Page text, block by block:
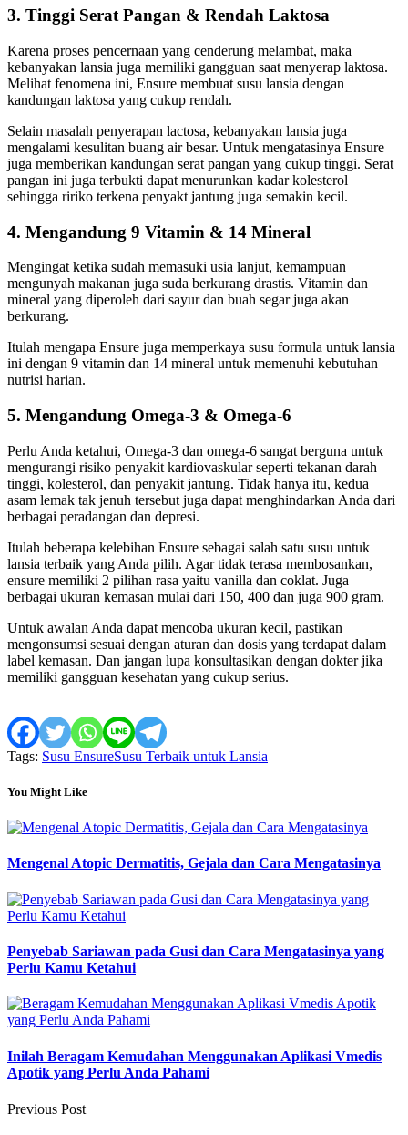
3. Tinggi Serat Pangan & Rendah Laktosa
Karena proses pencernaan yang cenderung melambat, maka
kebanyakan lansia juga memiliki gangguan saat menyerap laktosa.
Melihat fenomena ini, Ensure membuat susu lansia dengan
kandungan laktosa yang cukup rendah.
Selain masalah penyerapan lactosa, kebanyakan lansia juga
mengalami kesulitan buang air besar. Untuk mengatasinya Ensure
juga memberikan kandungan serat pangan yang cukup tinggi. Serat
pangan ini juga terbukti dapat menurunkan kadar kolesterol
sehingga ririko terkena penyakt jantung juga semakin kecil.
4. Mengandung 9 Vitamin & 14 Mineral
Mengingat ketika sudah memasuki usia lanjut, kemampuan
mengunyah makanan juga suda berkurang drastis. Vitamin dan
mineral yang diperoleh dari sayur dan buah segar juga akan
berkurang.
Itulah mengapa Ensure juga memperkaya susu formula untuk lansia
ini dengan 9 vitamin dan 14 mineral untuk memenuhi kebutuhan
nutrisi harian.
5. Mengandung Omega-3 & Omega-6
Perlu Anda ketahui, Omega-3 dan omega-6 sangat berguna untuk
mengurangi risiko penyakit kardiovaskular seperti tekanan darah
tinggi, kolesterol, dan penyakit jantung. Tidak hanya itu, kedua
asam lemak tak jenuh tersebut juga dapat menghindarkan Anda dari
berbagai peradangan dan depresi.
Itulah beberapa kelebihan Ensure sebagai salah satu susu untuk
lansia terbaik yang Anda pilih. Agar tidak terasa membosankan,
ensure memiliki 2 pilihan rasa yaitu vanilla dan coklat. Juga
berbagai ukuran kemasan mulai dari 150, 400 dan juga 900 gram.
Untuk awalan Anda dapat mencoba ukuran kecil, pastikan
mengonsumsi sesuai dengan aturan dan dosis yang terdapat dalam
label kemasan. Dan jangan lupa konsultasikan dengan dokter jika
memiliki gangguan kesehatan yang cukup serius.
Tags: Susu EnsureSusu Terbaik untuk Lansia
You Might Like
Mengenal Atopic Dermatitis, Gejala dan Cara Mengatasinya
Penyebab Sariawan pada Gusi dan Cara Mengatasinya yang
Perlu Kamu Ketahui
Inilah Beragam Kemudahan Menggunakan Aplikasi Vmedis
Apotik yang Perlu Anda Pahami
Previous Post